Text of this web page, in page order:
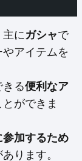
主にガシャで
アイテムを
る便利なア
ができま
参加するため
ります。